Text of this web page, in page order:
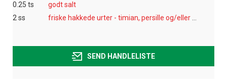
0.25 ts
godt salt
2 ss
friske hakkede urter - timian, persille og/eller oregano
SEND HANDLELISTE